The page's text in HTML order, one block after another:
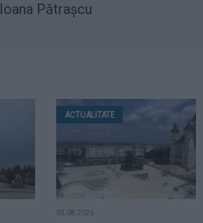
Ioana Pătrașcu
ACTUALITATE
03.08.2026